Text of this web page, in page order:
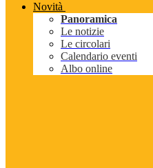
Novità
Panoramica
Le notizie
Le circolari
Calendario eventi
Albo online